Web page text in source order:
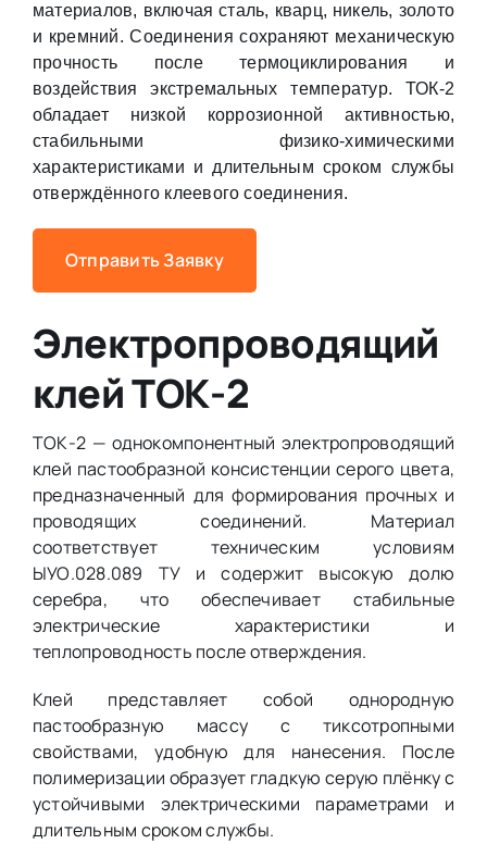
материалов, включая сталь, кварц, никель, золото
и кремний. Соединения сохраняют механическую
прочность после термоциклирования и
воздействия экстремальных температур. ТОК-2
обладает низкой коррозионной активностью,
стабильными физико-химическими
характеристиками и длительным сроком службы
отверждённого клеевого соединения.
Отправить Заявку
Электропроводящий
клей ТОК-2
ТОК-2 — однокомпонентный электропроводящий
клей пастообразной консистенции серого цвета,
предназначенный для формирования прочных и
проводящих соединений. Материал
соответствует техническим условиям
ЫУО.028.089 ТУ и содержит высокую долю
серебра, что обеспечивает стабильные
электрические характеристики и
теплопроводность после отверждения.
Клей представляет собой однородную
пастообразную массу с тиксотропными
свойствами, удобную для нанесения. После
полимеризации образует гладкую серую плёнку с
устойчивыми электрическими параметрами и
длительным сроком службы.